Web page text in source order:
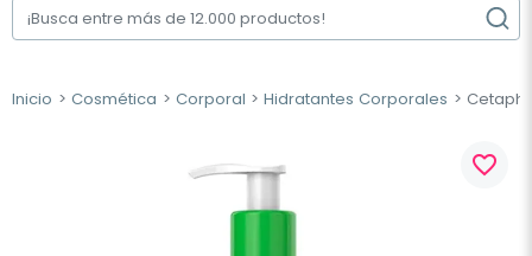
Inicio Cosmética Corporal Hidratantes Corporales
favorite_border